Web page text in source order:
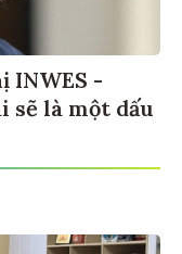
INWES -
sẽ là một dấu